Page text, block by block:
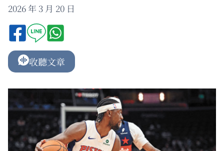
2026 年 3 月 20 日
收聽文章